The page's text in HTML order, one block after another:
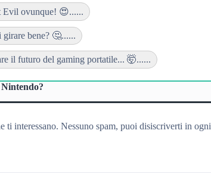
Evil ovunque! 😍......
bene? 🤔......
il futuro del gaming portatile... 🤯......
ti interessano. Nessuno spam, puoi disiscriverti in ogni